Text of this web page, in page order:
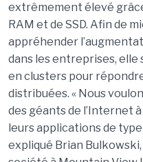
extrêmement élevé
RAM et de SSD. Afin de
appréhender
dans les entreprises,
en clusters pour
distribuées. « Nous
des géants de l’Internet
leurs applications de
expliqué Brian